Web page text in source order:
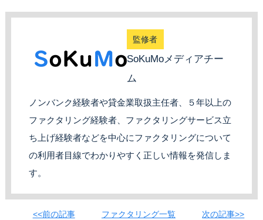
監修者
SoKuMoメディアチー
ム
ノンバンク経験者や貸金業取扱主任者、５年以上の
ファクタリング経験者、ファクタリングサービス立
ち上げ経験者などを中心にファクタリングについて
の利用者目線でわかりやすく正しい情報を発信しま
す。
<<前の記事 ファクタリング一覧 次の記事>>